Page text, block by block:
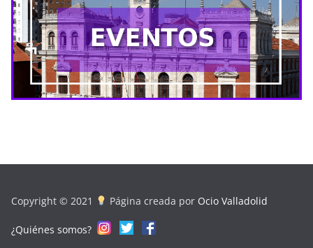
Copyright © 2021 Página creada por Ocio Valladolid
¿Quiénes somos?